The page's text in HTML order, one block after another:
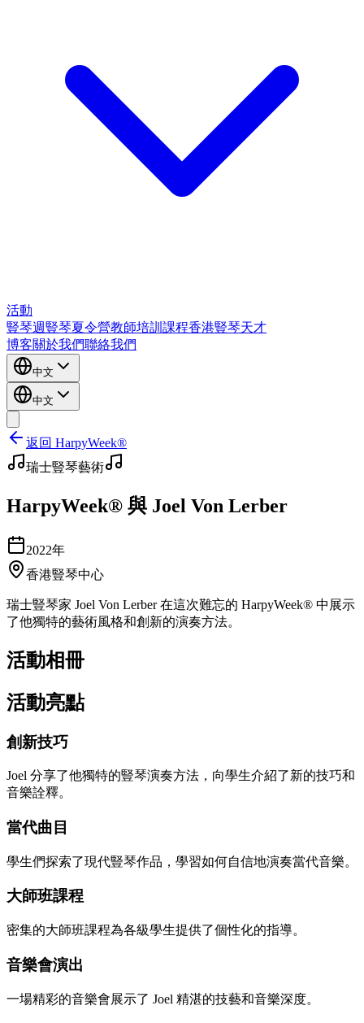
活動
豎琴週豎琴夏令營教師培訓課程香港豎琴天才
博客關於我們聯絡我們
中文
中文
返回 HarpyWeek®
瑞士豎琴藝術
HarpyWeek® 與 Joel Von Lerber
2022年
香港豎琴中心
瑞士豎琴家 Joel Von Lerber 在這次難忘的 HarpyWeek® 中展示
了他獨特的藝術風格和創新的演奏方法。
活動相冊
活動亮點
創新技巧
Joel 分享了他獨特的豎琴演奏方法，向學生介紹了新的技巧和
音樂詮釋。
當代曲目
學生們探索了現代豎琴作品，學習如何自信地演奏當代音樂。
大師班課程
密集的大師班課程為各級學生提供了個性化的指導。
音樂會演出
一場精彩的音樂會展示了 Joel 精湛的技藝和音樂深度。